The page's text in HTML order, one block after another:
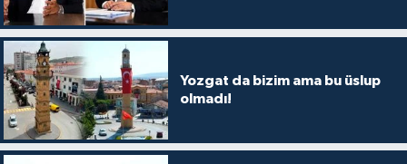
Yozgat da bizim ama bu üslup
olmadı!